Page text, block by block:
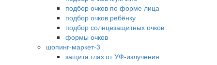
подбор очков по форме лица
подбор очков ребёнку
подбор солнцезащитных очков
формы очков
шопинг-маркет-3
защита глаз от УФ-излучения